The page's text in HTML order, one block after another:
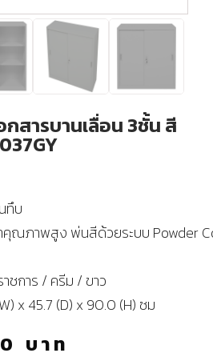
กสารบานเลื่อน 3ชั้น สี
ทึบ
คุณภาพสูง พ่นสีด้วยระบบ Powder
าชการ / ครีม / ขาว
x 45.7 (D) x 90.0 (H) ซม
บาท